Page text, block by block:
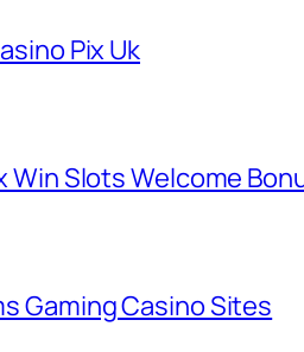
Pix Uk
Win Slots Welcome
Gaming Casino Sites